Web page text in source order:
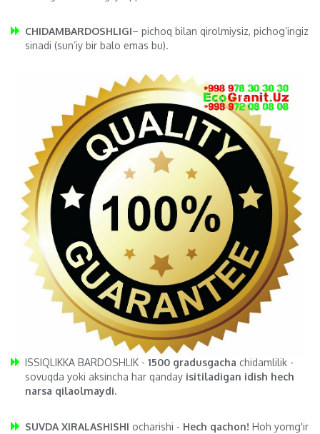
CHIDAMBARDOSHLIGI– pichoq bilan qirolmiysiz, pichog’ingiz
sinadi (sun’iy bir balo emas bu).
ISSIQLIKKA BARDOSHLIK - 1500 gradusgacha chidamlilik -
sovuqda yoki aksincha har qanday isitiladigan idish hech
narsa qilaolmaydi.
SUVDA XIRALASHISHI ocharishi - Hech qachon! Hoh yomg'ir